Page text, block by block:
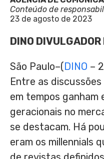
Conteúdo de
23 de agosto de 2023
DINO
São Paulo–(DINO –
Entre as
em tempos ganham
geracionais no
se destacam. Há
eram os millennials